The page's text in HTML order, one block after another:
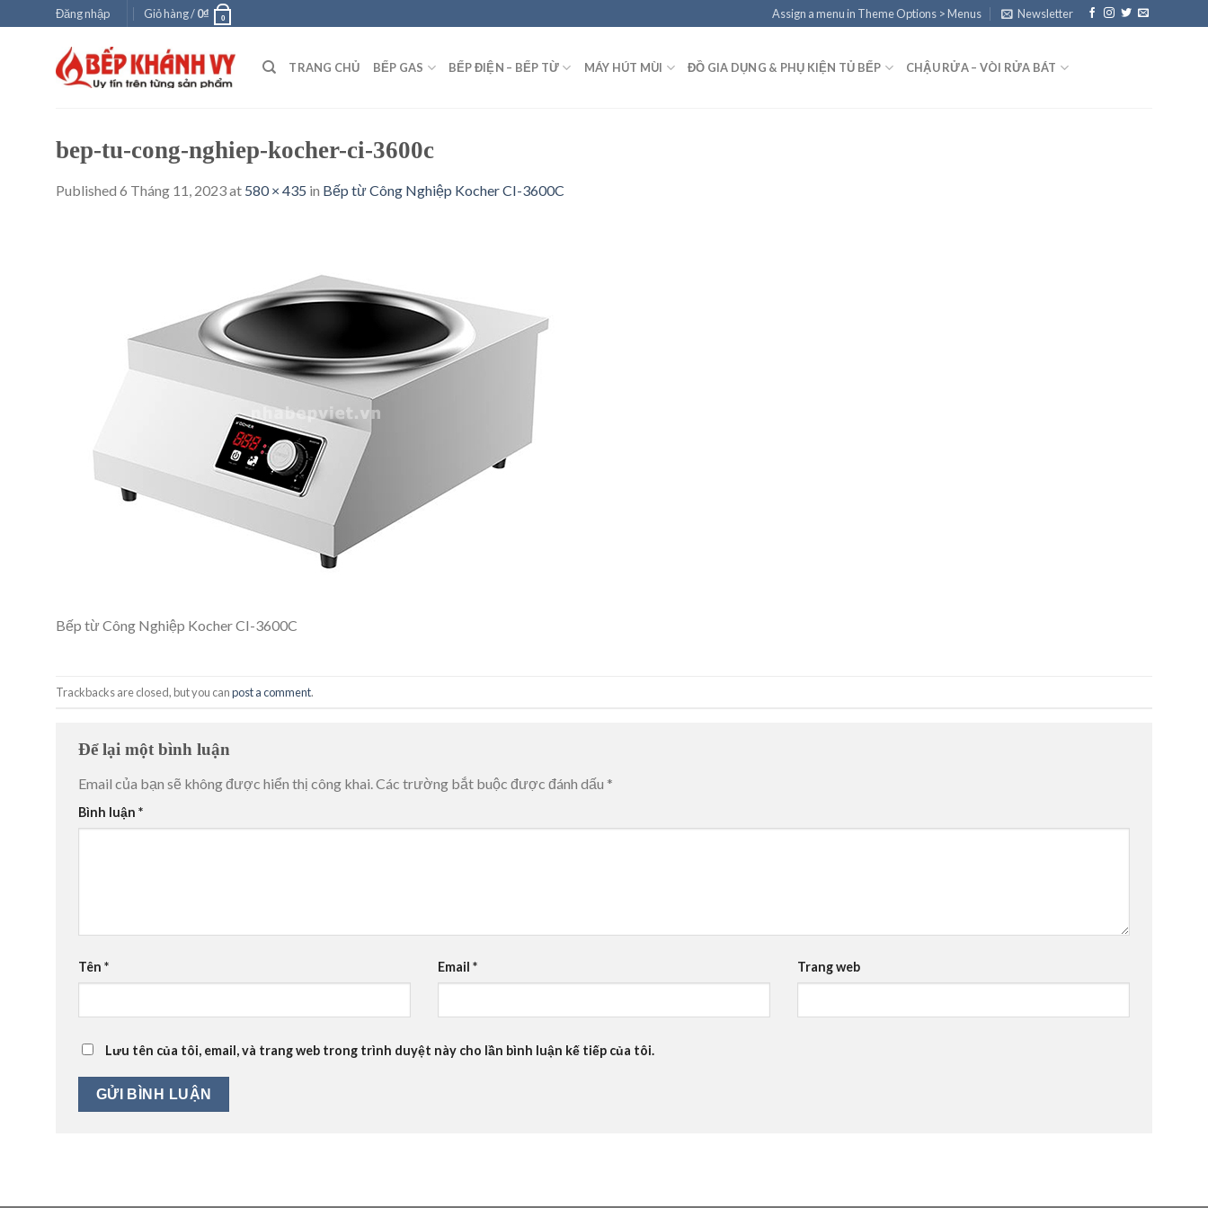
to
Đăng nhập Giỏ hàng /0₫ 0 Assign a menu in Theme Options > Menus Newsletter
TRANG CHỦ BẾP GAS BẾP ĐIỆN – BẾP TỪ MÁY HÚT MÙI ĐỒ GIA DỤNG & PHỤ KIỆN TỦ BẾP CHẬU RỬA – VÒI RỬA BÁT
bep-tu-cong-nghiep-kocher-ci-3600c
Published 6 Tháng 11, 2023at 580 × 435 in Bếp từ Công Nghiệp Kocher CI-3600C
Bếp từ Công Nghiệp Kocher CI-3600C
Trackbacks are closed, but you canpost a comment.
Để lại một bình luận
Email của bạn sẽ không được hiển thị công khai.Các trường bắt buộc được đánh dấu *
Bình luận *
Tên * Email * Trang web
Lưu tên của tôi, email, và trang web trong trình duyệt này cho lần bình luận kế tiếp của tôi.